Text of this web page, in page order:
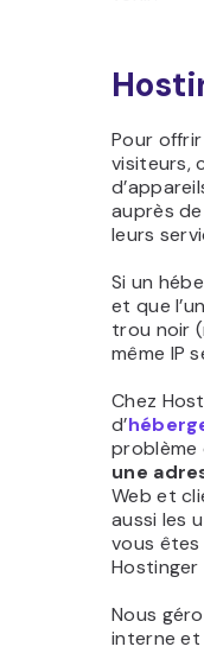
Pour
visiteurs,
auprès
leurs
Si un
et que
trou noir
même IP
Chez
d’
une
Web et
aussi les
vous
Hostinger
Nous
interne et